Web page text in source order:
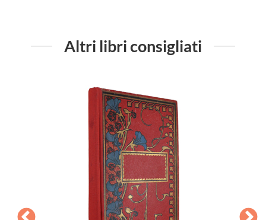
Altri libri consigliati